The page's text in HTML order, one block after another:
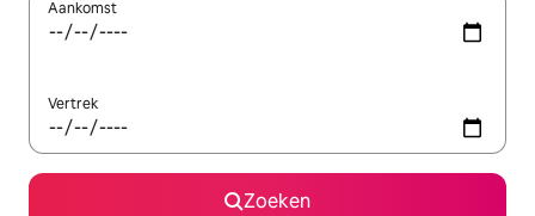
Aankomst
Vertrek
Zoeken